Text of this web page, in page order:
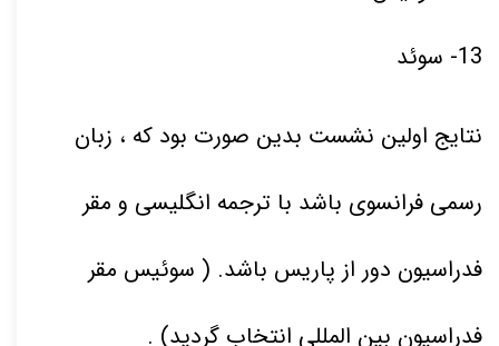
13- سوئد
نتایج اولین نشست بدین صورت بود که ، زبان
رسمی فرانسوی باشد با ترجمه انگلیسی و مقر
فدراسیون دور از پاریس باشد. ( سوئیس مقر
فدراسیون بین المللی انتخاب گردید) .